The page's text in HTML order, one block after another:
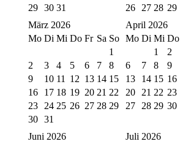
29 30 31
26
27 28 29
März 2026
Mo Di Mi Do Fr Sa So
1
2
3 4 5 6 7
8
9
10 11 12 13 14 15
16
17 18 19 20 21 22
23
24 25 26 27 28 29
30 31
April 2026
Mo Di Mi Do
1
2
6
7 8 9
13
14 15 16
20
21 22 23
27
28 29 30
Juni 2026
Juli 2026